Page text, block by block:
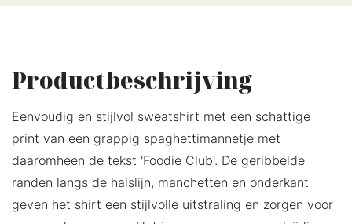
Productbeschrijving
Eenvoudig en stijlvol sweatshirt met een schattige
print van een grappig spaghettimannetje met
daaromheen de tekst 'Foodie Club'. De geribbelde
randen langs de halslijn, manchetten en onderkant
geven het shirt een stijlvolle uitstraling en zorgen voor